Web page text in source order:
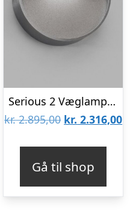
3.596,00.
Serious 2 Væglampe Titanium – LIGHT-POINT
kr.2.895,00 Den
kr. 2.895,00.
kr. 2.316,00
Gå til shop